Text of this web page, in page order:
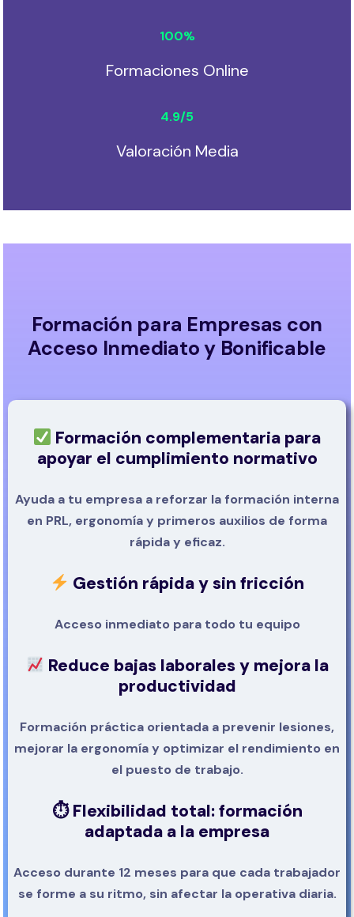
Formaciones Online
100%
Valoración Media
4.9/5
Formación para Empresas con
Acceso Inmediato y Bonificable
Formación complementaria para
apoyar el cumplimiento normativo
Ayuda a tu empresa a reforzar la formación interna
en PRL, ergonomía y primeros auxilios de forma
rápida y eficaz.
Gestión rápida y sin fricción
Acceso inmediato para todo tu equipo
Reduce bajas laborales y mejora la
productividad
Formación práctica orientada a prevenir lesiones,
mejorar la ergonomía y optimizar el rendimiento en
el puesto de trabajo.
⏱Flexibilidad total: formación
adaptada a la empresa
Acceso durante 12 meses para que cada trabajador
se forme a su ritmo, sin afectar la operativa diaria.